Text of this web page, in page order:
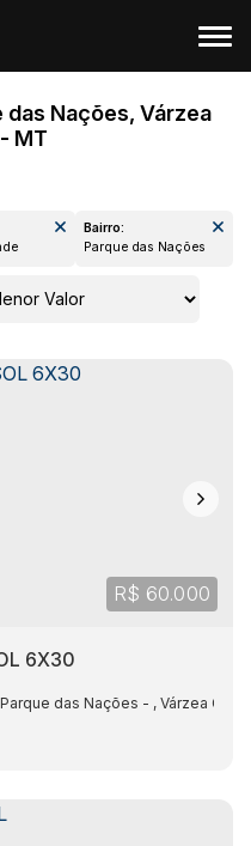
Nações, Várzea
MT
Bairro:
R$ 60.000
SOL 6X30
Parque das Nações , Várzea